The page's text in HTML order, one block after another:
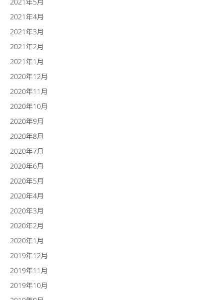
2021年4月
2021年3月
2021年2月
2021年1月
2020年12月
2020年11月
2020年10月
2020年9月
2020年8月
2020年7月
2020年6月
2020年5月
2020年4月
2020年3月
2020年2月
2020年1月
2019年12月
2019年11月
2019年10月